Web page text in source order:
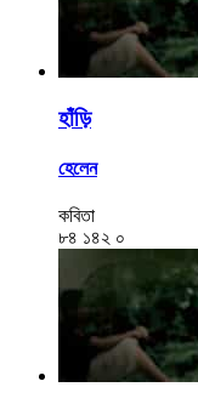
হাঁড়ি
হেলেন
কবিতা
৮৪ ১৪২ ০